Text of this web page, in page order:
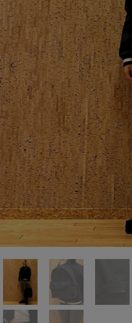
前の画像